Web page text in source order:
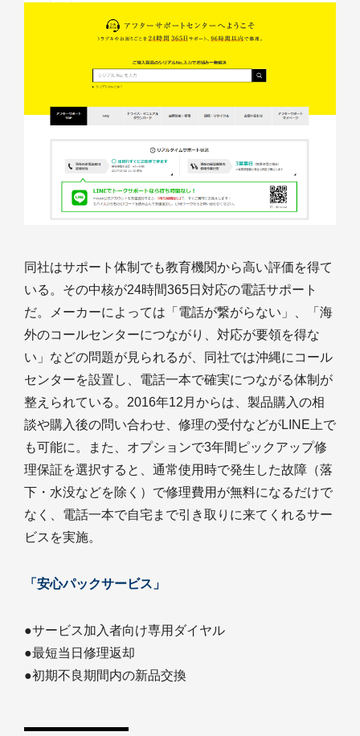
同社はサポート体制でも教育機関から高い評価を得て
いる。その中核が24時間365日対応の電話サポート
だ。メーカーによっては「電話が繋がらない」、「海
外のコールセンターにつながり、対応が要領を得な
い」などの問題が見られるが、同社では沖縄にコール
センターを設置し、電話一本で確実につながる体制が
整えられている。2016年12月からは、製品購入の相
談や購入後の問い合わせ、修理の受付などがLINE上で
も可能に。また、オプションで3年間ピックアップ修
理保証を選択すると、通常使用時で発生した故障（落
下・水没などを除く）で修理費用が無料になるだけで
なく、電話一本で自宅まで引き取りに来てくれるサー
ビスを実施。
「安心パックサービス」
●サービス加入者向け専用ダイヤル
●最短当日修理返却
●初期不良期間内の新品交換